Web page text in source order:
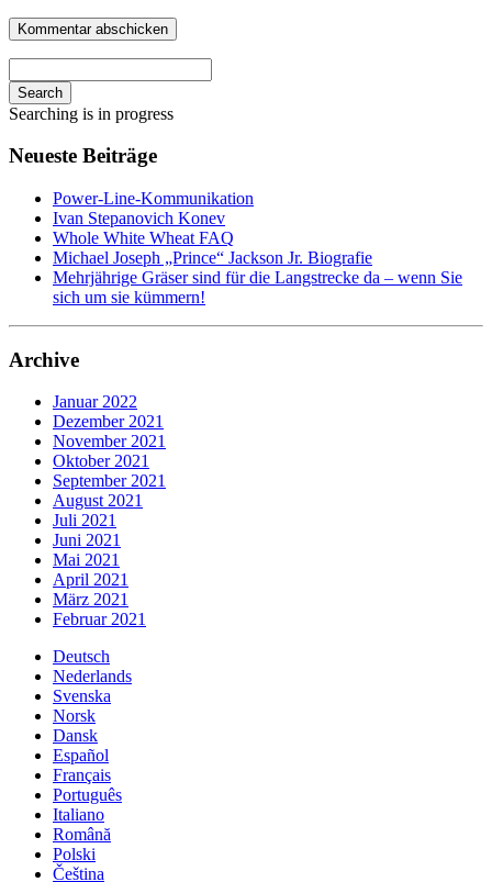
Search
Searching is in progress
Neueste Beiträge
Power-Line-Kommunikation
Ivan Stepanovich Konev
Whole White Wheat FAQ
Michael Joseph „Prince“ Jackson Jr. Biografie
Mehrjährige Gräser sind für die Langstrecke da – wenn Sie
sich um sie kümmern!
Archive
Januar 2022
Dezember 2021
November 2021
Oktober 2021
September 2021
August 2021
Juli 2021
Juni 2021
Mai 2021
April 2021
März 2021
Februar 2021
Deutsch
Nederlands
Svenska
Norsk
Dansk
Español
Français
Português
Italiano
Română
Polski
Čeština